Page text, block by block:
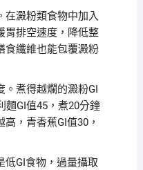
在澱粉類食物中加入
胃排空速度，降低整
食纖維也能包覆澱粉
。煮得越爛的澱粉GI
麵GI值45，煮20分鐘
，青香蕉GI值30，
低GI食物，過量攝取